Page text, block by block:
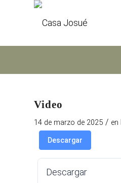
Video
14 de marzo de 2025 / en
Descargar
Descargar